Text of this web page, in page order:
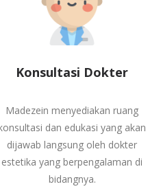
Konsultasi Dokter
Madezein menyediakan ruang
dan edukasi yang akan
dijawab langsung oleh dokter
estetika yang berpengalaman di
bidangnya.